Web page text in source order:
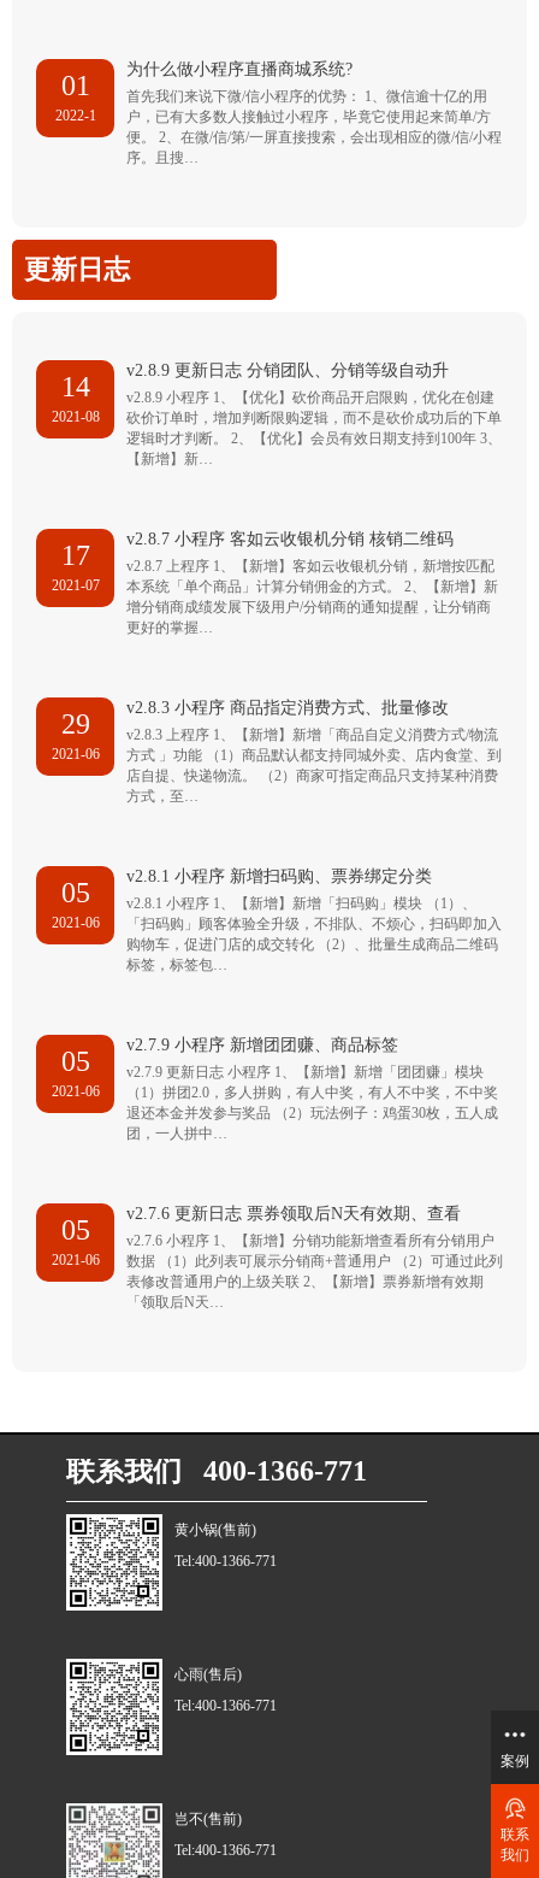
01
2022-1
为什么做小程序直播商城系统?
首先我们来说下微/信小程序的优势： 1、微信逾十亿的用
户，已有大多数人接触过小程序，毕竟它使用起来简单/方
便。 2、在微/信/第/一屏直接搜索，会出现相应的微/信/小程
序。且搜…
更新日志
14
2021-08
v2.8.9 更新日志 分销团队、分销等级自动升
v2.8.9 小程序 1、【优化】砍价商品开启限购，优化在创建
砍价订单时，增加判断限购逻辑，而不是砍价成功后的下单
逻辑时才判断。 2、【优化】会员有效日期支持到100年 3、
【新增】新…
17
2021-07
v2.8.7 小程序 客如云收银机分销 核销二维码
v2.8.7 上程序 1、【新增】客如云收银机分销，新增按匹配
本系统「单个商品」计算分销佣金的方式。 2、【新增】新
增分销商成绩发展下级用户/分销商的通知提醒，让分销商
更好的掌握…
29
2021-06
v2.8.3 小程序 商品指定消费方式、批量修改
v2.8.3 上程序 1、【新增】新增「商品自定义消费方式/物流
方式 」功能 （1）商品默认都支持同城外卖、店内食堂、到
店自提、快递物流。 （2）商家可指定商品只支持某种消费
方式，至…
05
2021-06
v2.8.1 小程序 新增扫码购、票券绑定分类
v2.8.1 小程序 1、【新增】新增「扫码购」模块 （1）、
「扫码购」顾客体验全升级，不排队、不烦心，扫码即加入
购物车，促进门店的成交转化 （2）、批量生成商品二维码
标签，标签包…
05
2021-06
v2.7.9 小程序 新增团团赚、商品标签
v2.7.9 更新日志 小程序 1、【新增】新增「团团赚」模块
（1）拼团2.0，多人拼购，有人中奖，有人不中奖，不中奖
退还本金并发参与奖品 （2）玩法例子：鸡蛋30枚，五人成
团，一人拼中…
05
2021-06
v2.7.6 更新日志 票券领取后N天有效期、查看
v2.7.6 小程序 1、【新增】分销功能新增查看所有分销用户
数据 （1）此列表可展示分销商+普通用户 （2）可通过此列
表修改普通用户的上级关联 2、【新增】票券新增有效期
「领取后N天…
联系我们 400-1366-771
黄小锅(售前)
Tel:400-1366-771
心雨(售后)
Tel:400-1366-771
岂不(售前)
Tel:400-1366-771
案例
联系
我们